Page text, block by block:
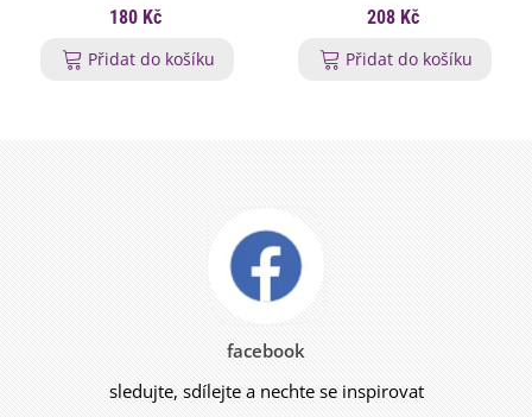
180 Kč
Přidat do košíku
208 Kč
Přidat do košíku
facebook
sledujte, sdílejte a nechte se inspirovat